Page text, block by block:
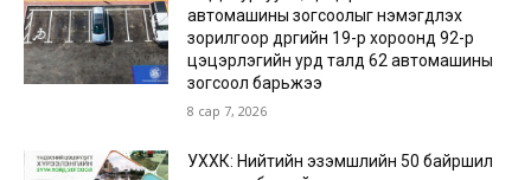
автомашины зогсоолыг нэмэгдүүлэх
зорилгоор дүүргийн 19-р хороонд 92-р
цэцэрлэгийн урд талд 62 автомашины
зогсоол барьжээ
8 сар 7, 2026
УХХК: Нийтийн эзэмшлийн 50 байршил